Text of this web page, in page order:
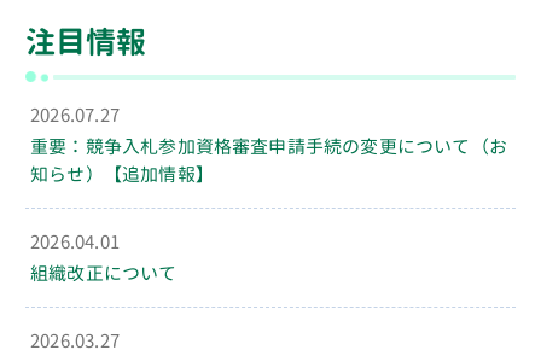
注目情報
2026.07.27
重要：競争入札参加資格審査申請手続の変更について（お
知らせ）【追加情報】
2026.04.01
組織改正について
2026.03.27